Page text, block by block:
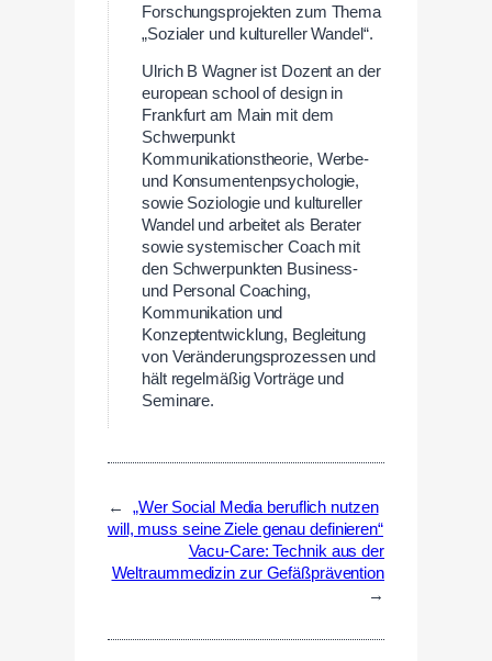
Forschungsprojekten zum Thema
„Sozialer und kultureller Wandel“.
Ulrich B Wagner ist Dozent an der
european school of design in
Frankfurt am Main mit dem
Schwerpunkt
Kommunikationstheorie, Werbe-
und Konsumentenpsychologie,
sowie Soziologie und kultureller
Wandel und arbeitet als Berater
sowie systemischer Coach mit
den Schwerpunkten Business-
und Personal Coaching,
Kommunikation und
Konzeptentwicklung, Begleitung
von Veränderungsprozessen und
hält regelmäßig Vorträge und
Seminare.
←
„Wer Social Media beruflich nutzen
will, muss seine Ziele genau definieren“
Vacu-Care: Technik aus der
Weltraummedizin zur Gefäßprävention
→